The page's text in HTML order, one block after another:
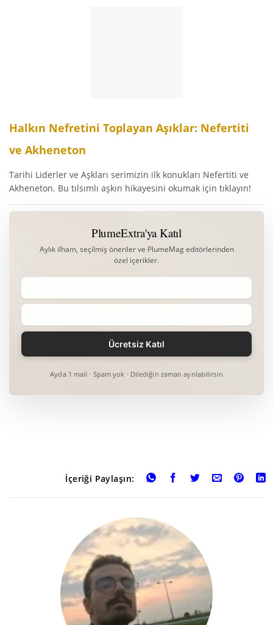
Halkın Nefretini Toplayan Aşıklar: Nefertiti
ve Akheneton
Tarihi Liderler ve Aşkları serimizin ilk konukları Nefertiti ve
Akheneton. Bu tılsımlı aşkın hikayesini okumak için tıklayın!
PlumeExtra'ya Katıl
Aylık ilham, seçilmiş öneriler ve PlumeMag editörlerinden
özel içerikler.
Ayda 1 mail · Spam yok · Dilediğin zaman ayrılabilirsin
İçeriği Paylaşın: